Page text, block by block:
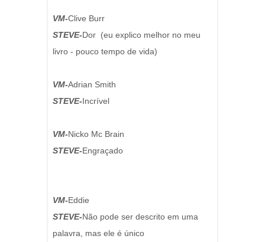
VM-Clive Burr
STEVE-Dor (eu explico melhor no meu
livro - pouco tempo de vida)
VM-Adrian Smith
STEVE-Incrível
VM-Nicko Mc Brain
STEVE-Engraçado
VM-Eddie
STEVE-Não pode ser descrito em uma
palavra, mas ele é único